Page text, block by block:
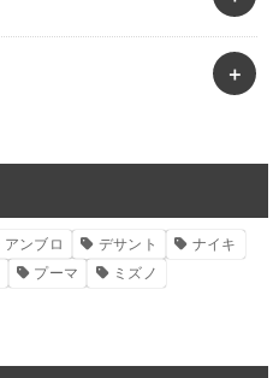
アンブロ デサント
ナイキ
プーマ
ミズノ